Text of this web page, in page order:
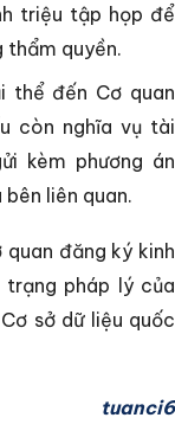
triệu tập họp để
thẩm quyền.
thể đến Cơ quan
còn nghĩa vụ tài
kèm phương án
liên quan.
đăng ký kinh
pháp lý của
sở dữ liệu quốc
tuanci6